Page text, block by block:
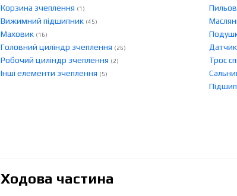
Корзина зчеплення (1)
Вижимний підшипник (45)
Маховик (16)
Головний циліндр зчеплення (26)
Робочий циліндр зчеплення (2)
Інші елементи зчеплення (5)
Трос
Ходова частина